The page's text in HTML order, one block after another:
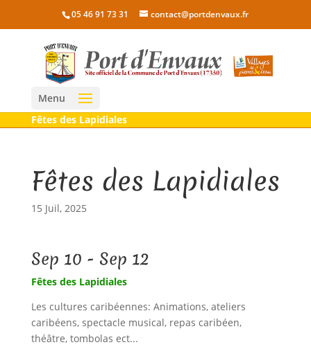
05 46 91 73 31 contact@portdenvaux.fr
Menu
Fêtes des Lapidiales
Fêtes des Lapidiales
15 Juil, 2025
Sep 10 - Sep 12
Fêtes des Lapidiales
Les cultures caribéennes: Animations, ateliers
caribéens, spectacle musical, repas caribéen,
théâtre, tombolas ect...